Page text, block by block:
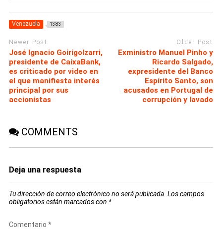
Venezuela 1383
Newer Post
José Ignacio Goirigolzarri,
presidente de CaixaBank,
es criticado por video en
el que manifiesta interés
principal por sus
accionistas
Older Post
Exministro Manuel Pinho y
Ricardo Salgado,
expresidente del Banco
Espírito Santo, son
acusados en Portugal de
corrupción y lavado
COMMENTS
Deja una respuesta
Tu dirección de correo electrónico no será publicada. Los campos
obligatorios están marcados con *
Comentario *